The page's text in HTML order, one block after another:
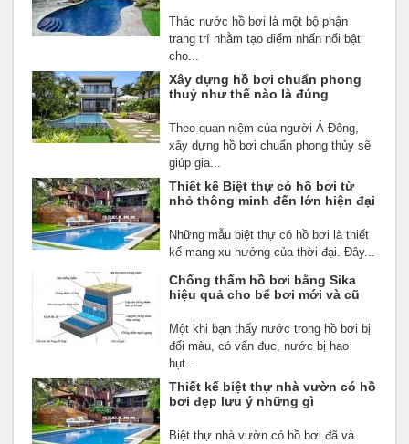
Thác nước hồ bơi là một bộ phận
trang trí nhằm tạo điểm nhấn nổi bật
cho...
Xây dựng hồ bơi chuẩn phong
thuỷ như thế nào là đúng
Theo quan niệm của người Á Đông,
xây dựng hồ bơi chuẩn phong thủy sẽ
giúp gia...
Thiết kế Biệt thự có hồ bơi từ
nhỏ thông minh đến lớn hiện đại
Những mẫu biệt thự có hồ bơi là thiết
kế mang xu hướng của thời đại. Đây...
Chống thấm hồ bơi bằng Sika
hiệu quả cho bể bơi mới và cũ
Một khi bạn thấy nước trong hồ bơi bị
đổi màu, có vẩn đục, nước bị hao
hụt...
Thiết kế biệt thự nhà vườn có hồ
bơi đẹp lưu ý những gì
Biệt thự nhà vườn có hồ bơi đã và